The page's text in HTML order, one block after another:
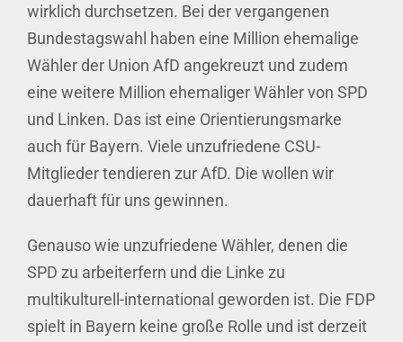
wirklich durchsetzen. Bei der vergangenen
Bundestagswahl haben eine Million ehemalige
Wähler der Union AfD angekreuzt und zudem
eine weitere Million ehemaliger Wähler von SPD
und Linken. Das ist eine Orientierungsmarke
auch für Bayern. Viele unzufriedene CSU-
Mitglieder tendieren zur AfD. Die wollen wir
dauerhaft für uns gewinnen.
Genauso wie unzufriedene Wähler, denen die
SPD zu arbeiterfern und die Linke zu
multikulturell-international geworden ist. Die FDP
spielt in Bayern keine große Rolle und ist derzeit